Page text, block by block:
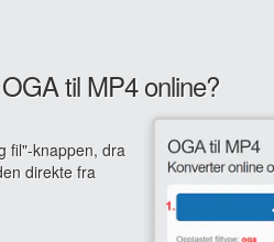
til MP4 online?
fil"-knappen, dra
direkte fra